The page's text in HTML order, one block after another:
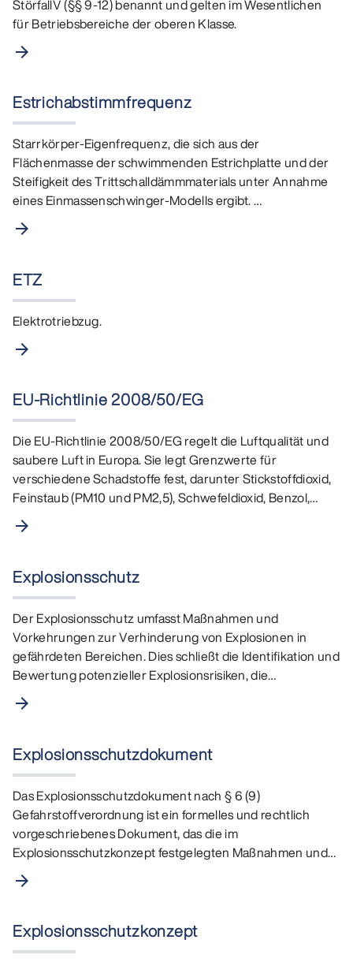
StörfallV (§§ 9-12) benannt und gelten im Wesentlichen
für Betriebsbereiche der oberen Klasse.
arrow_forward
Estrichabstimmfrequenz
Starrkörper-Eigenfrequenz, die sich aus der
Flächenmasse der schwimmenden Estrichplatte und der
Steifigkeit des Trittschalldämmmaterials unter Annahme
eines Einmassenschwinger-Modells ergibt. …
arrow_forward
ETZ
Elektrotriebzug.
arrow_forward
EU-Richtlinie 2008/50/EG
Die EU-Richtlinie 2008/50/EG regelt die Luftqualität und
saubere Luft in Europa. Sie legt Grenzwerte für
verschiedene Schadstoffe fest, darunter Stickstoffdioxid,
Feinstaub (PM10 und PM2,5), Schwefeldioxid, Benzol,…
arrow_forward
Explosionsschutz
Der Explosionsschutz umfasst Maßnahmen und
Vorkehrungen zur Verhinderung von Explosionen in
gefährdeten Bereichen. Dies schließt die Identifikation und
Bewertung potenzieller Explosionsrisiken, die
Implementierung…
arrow_forward
Explosionsschutzdokument
Das Explosionsschutzdokument nach § 6 (9)
Gefahrstoffverordnung ist ein formelles und rechtlich
vorgeschriebenes Dokument, das die im
Explosionsschutzkonzept festgelegten Maßnahmen und
Bewertungen detailliert…
arrow_forward
Explosionsschutzkonzept